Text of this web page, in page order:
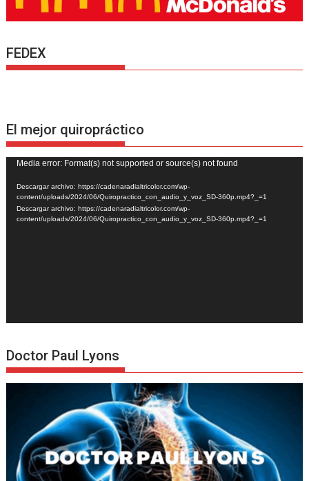
FEDEX
El mejor quiropráctico
Reproductor
de
vídeo
Media error: Format(s) not supported or source(s) not found
Descargar archivo: https://cadenaradialtricolor.com/wp-
content/uploads/2024/06/Quiropractico_con_audio_y_voz_SD-360p.mp4?_=1
Descargar archivo: https://cadenaradialtricolor.com/wp-
content/uploads/2024/06/Quiropractico_con_audio_y_voz_SD-360p.mp4?_=1
Doctor Paul Lyons